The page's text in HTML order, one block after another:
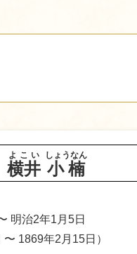
横井
よこい
小楠
しょうなん
明治2年1月5日
1869年2月15日）